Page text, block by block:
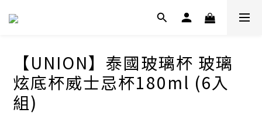
【UNION】泰國玻璃杯 玻璃
炫底杯威士忌杯180ml (6入
組)